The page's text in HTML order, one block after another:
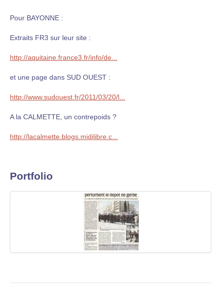
Pour BAYONNE :
Extraits FR3 sur leur site :
http://aquitaine.france3.fr/info/de...
et une page dans SUD OUEST :
http://www.sudouest.fr/2011/03/20/l...
A la CALMETTE, un contrepoids ?
http://lacalmette.blogs.midilibre.c...
Portfolio